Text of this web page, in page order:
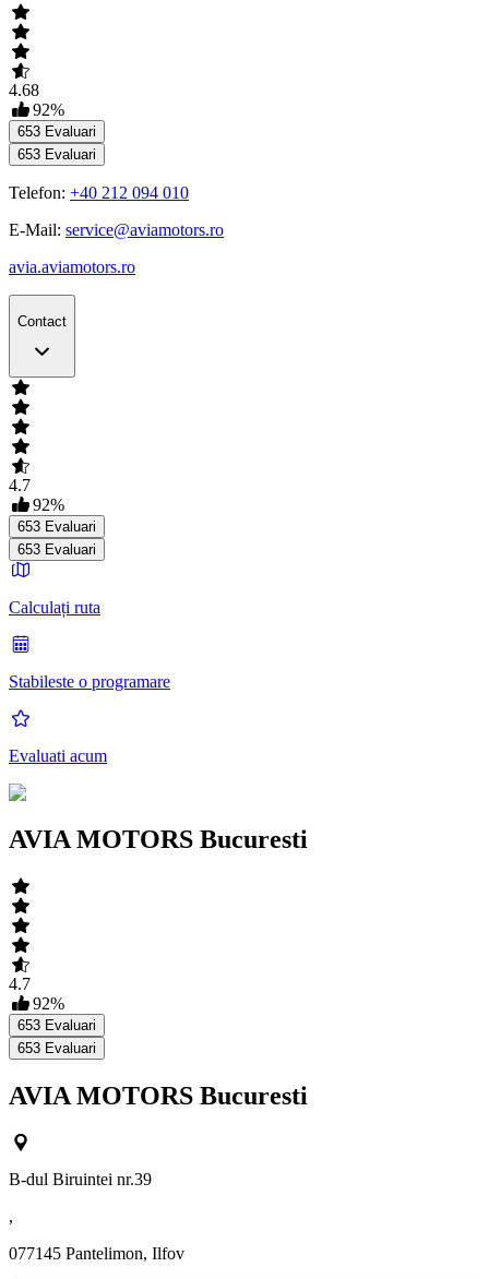
4.68
92%
653 Evaluari
653 Evaluari
Telefon: +40 212 094 010
E-Mail: service@aviamotors.ro
avia.aviamotors.ro
Contact
4.7
92%
653 Evaluari
653 Evaluari
Calculați ruta
Stabileste o programare
Evaluati acum
AVIA MOTORS Bucuresti
4.7
92%
653 Evaluari
653 Evaluari
AVIA MOTORS Bucuresti
B-dul Biruintei nr.39
,
077145 Pantelimon, Ilfov